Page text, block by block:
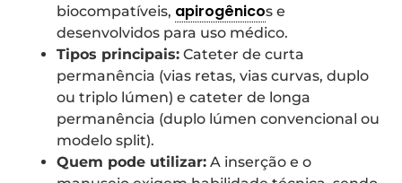
biocompatíveis, apirogênicos e
desenvolvidos para uso médico.
Tipos principais: Cateter de curta
permanência (vias retas, vias curvas, duplo
ou triplo lúmen) e cateter de longa
permanência (duplo lúmen convencional ou
modelo split).
Quem pode utilizar: A inserção e o